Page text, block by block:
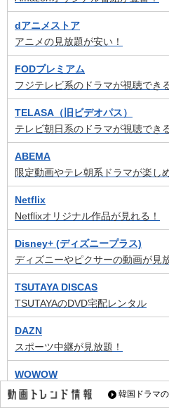
韓国ドラマ
dアニメストア
アニメの見放題が安い！
FODプレミアム
フジテレビ系のドラマが視聴でき
TELASA（旧ビデオパス）
テレビ朝日系のドラマが視聴でき
ABEMA
限定動画やテレ朝系ドラマが楽し
Netflix
Netflixオリジナル作品が見れる！
Disney+ (ディズニープラス)
ディズニーやピクサーの動画が見
TSUTAYA DISCAS
TSUTAYAのDVD宅配レンタル
DAZN
スポーツ中継が見放題！
WOWOW
音楽ライブもスポーツ中継も録画